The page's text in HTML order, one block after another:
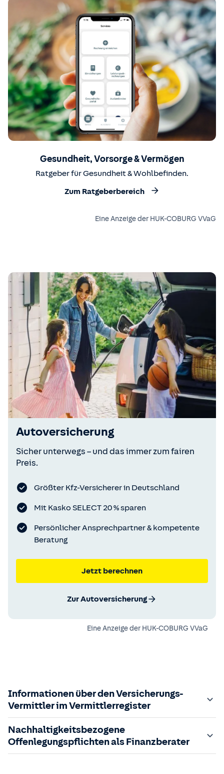
Gesundheit, Vorsorge & Vermögen
Ratgeber für Gesundheit & Wohlbefinden.
Zum Ratgeberbereich
Eine Anzeige der HUK-COBURG VVaG
Autoversicherung
Sicher unterwegs – und das immer zum fairen
Preis.
Größter Kfz-Versicherer in Deutschland
Mit Kasko SELECT 20 % sparen
Persönlicher Ansprechpartner & kompetente
Beratung
Jetzt berechnen
Zur Autoversicherung
Eine Anzeige der HUK-COBURG VVaG
Informationen über den Versicherungs-
Vermittler im Vermittlerregister
Zuständige Aufsichtsbehörde:
Der Vermittler ist gebundener Versicherungsvermittler
gem. §34d GewO, bei der zuständigen IHK gemeldet und
Nachhaltigkeitsbezogene
Offenlegungspflichten als Finanzberater